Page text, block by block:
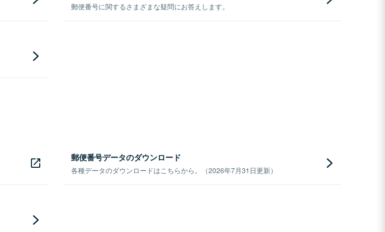
郵便番号に関するさまざまな疑問にお答えします。
郵便番号データのダウンロード
各種データのダウンロードはこちらから。（2026年7月31日更新）